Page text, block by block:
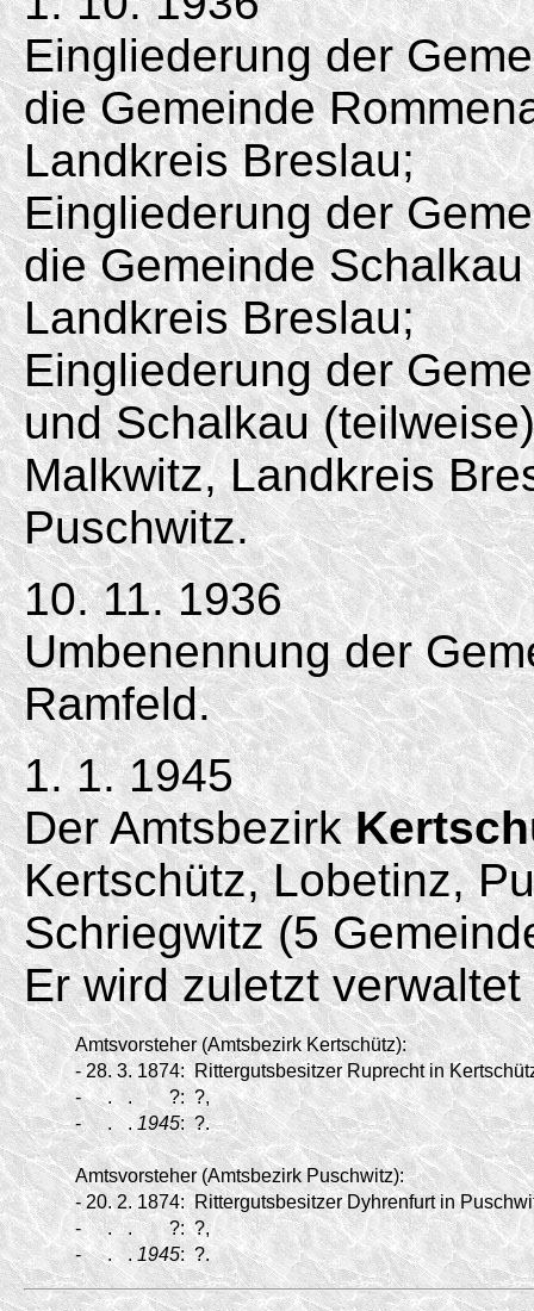
Eingliederung der
die Gemeinde
Landkreis Breslau;
Eingliederung der
die Gemeinde
Landkreis Breslau;
Eingliederung der
und Schalkau
Malkwitz, Landkreis
Puschwitz.
10. 11. 1936
Umbenennung der
Ramfeld.
1. 1. 1945
Der Amtsbezirk
Kertschütz, Lobetinz,
Schriegwitz (5
Er wird zuletzt
Amtsvorsteher (Amtsbezirk Kertschütz):
- 28. 3. 1874: Rittergutsbesitzer Ruprecht in
-
. . ?: ?,
-
. . 1945: ?.
Amtsvorsteher (Amtsbezirk Puschwitz):
- 20. 2. 1874:
Rittergutsbesitzer Dyhrenfurt in
-
. . ?: ?,
-
. . 1945: ?.